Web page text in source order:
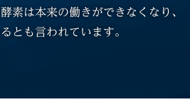
酵素は本来の働きができなくなり、
とも言われています。